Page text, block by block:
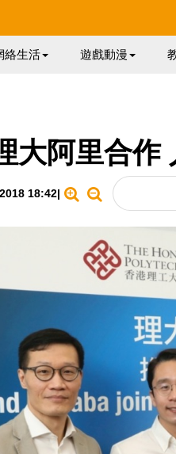
絡生活 遊戲動漫
大阿里合作
18:42|